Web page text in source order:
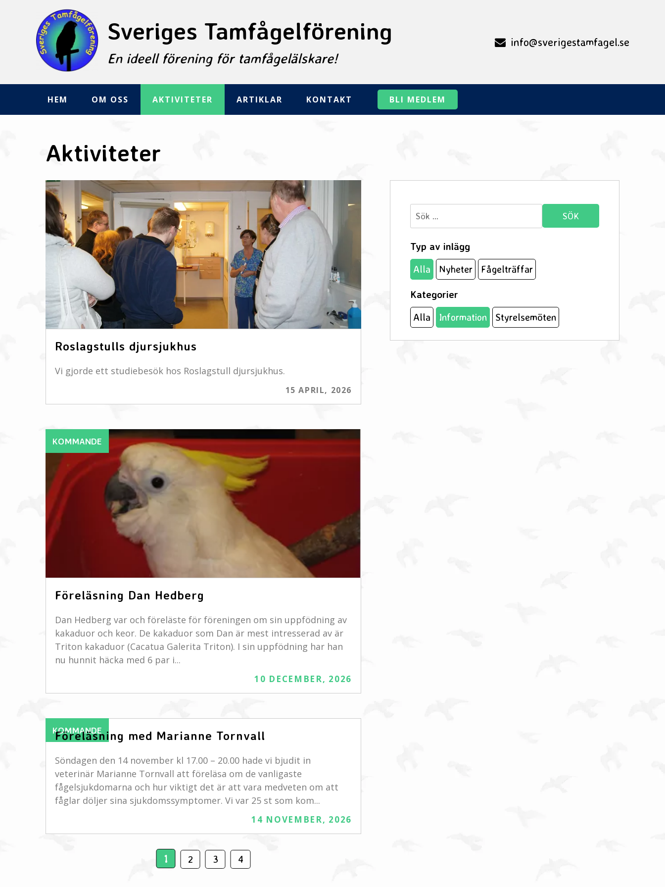
Sveriges Tamfågelförening
En ideell förening för tamfågelälskare!
info@sverigestamfagel.se
HEM OM OSS AKTIVITETER ARTIKLAR KONTAKT BLI MEDLEM
Aktiviteter
Roslagstulls djursjukhus
Vi gjorde ett studiebesök hos Roslagstull djursjukhus.
15 APRIL, 2026
KOMMANDE
Föreläsning Dan Hedberg
Dan Hedberg var och föreläste för föreningen om sin uppfödning av
kakaduor och keor. De kakaduor som Dan är mest intresserad av är
Triton kakaduor (Cacatua Galerita Triton). I sin uppfödning har han
nu hunnit häcka med 6 par i...
10 DECEMBER, 2026
KOMMANDE
Föreläsning med Marianne Tornvall
Söndagen den 14 november kl 17.00 – 20.00 hade vi bjudit in
veterinär Marianne Tornvall att föreläsa om de vanligaste
fågelsjukdomarna och hur viktigt det är att vara medveten om att
fåglar döljer sina sjukdomssymptomer. Vi var 25 st som kom...
14 NOVEMBER, 2026
1 2 3 4
efter:
Typ av inlägg
Alla
Nyheter Fågelträffar
Kategorier
Alla
Information Styrelsemöten